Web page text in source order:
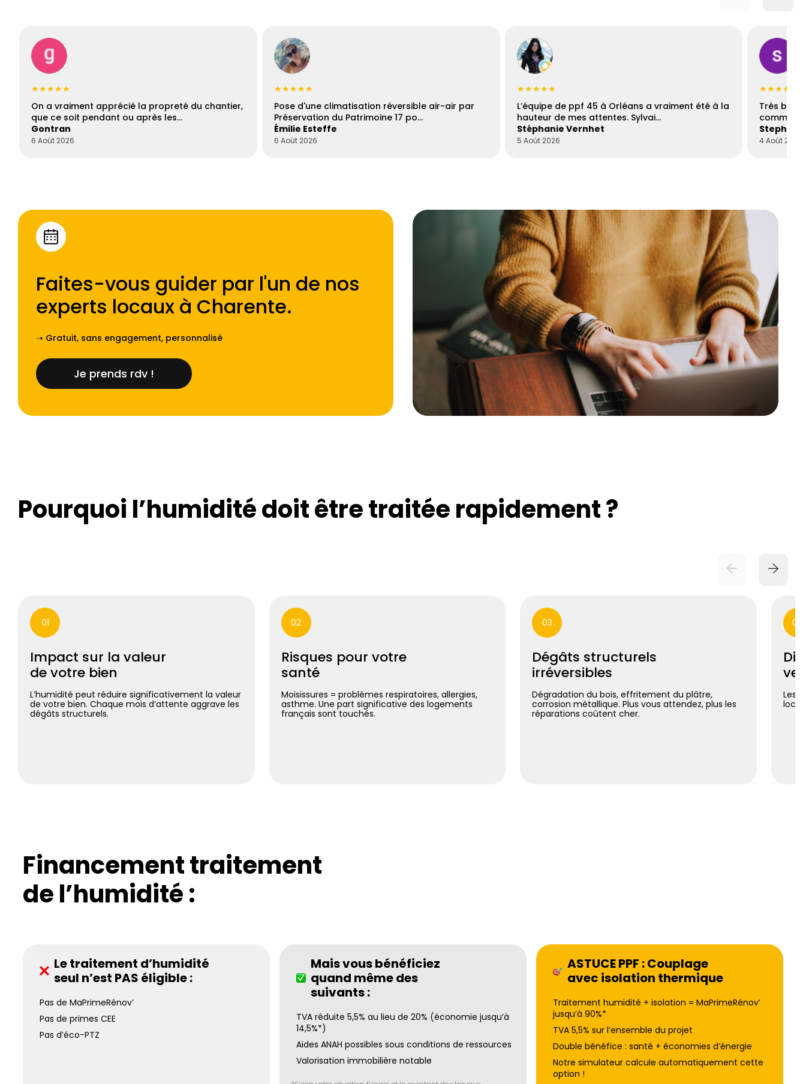
★★★★★
On a vraiment apprécié la propreté du chantier,
que ce soit pendant ou après les…
Gontran
6 Août 2026
★★★★★
Pose d'une climatisation réversible air-air par
Préservation du Patrimoine 17 po…
Émilie Esteffe
6 Août 2026
★★★★★
L’équipe de ppf 45 à Orléans a vraiment été à la
hauteur de mes attentes. Sylvai…
Stéphanie Vernhet
5 Août 2026
★★★★☆
Très
4 Août 2026
Faites-vous guider par l'un de nos
experts locaux à Charente.
➝ Gratuit, sans engagement, personnalisé
Je prends rdv !
Pourquoi l’humidité doit être traitée rapidement ?
01
Impact sur la valeur
de votre bien
L’humidité peut réduire significativement la valeur
de votre bien. Chaque mois d’attente aggrave les
dégâts structurels.
02
Risques pour votre
santé
Moisissures = problèmes respiratoires, allergies,
asthme. Une part significative des logements
français sont touchés.
03
Dégâts structurels
irréversibles
Dégradation du bois, effritement du plâtre,
corrosion métallique. Plus vous attendez, plus les
réparations coûtent cher.
04
Les
Financement traitement
de l’humidité :
Le traitement d’humidité
seul n’est PAS éligible :
Pas de MaPrimeRénov’
Pas de primes CEE
Pas d’éco-PTZ
Mais vous bénéficiez
quand même des
suivants :
TVA réduite 5,5% au lieu de 20% (économie jusqu’à
14,5%*)
Aides ANAH possibles sous conditions de ressources
Valorisation immobilière notable
ASTUCE PPF : Couplage
avec isolation thermique
Traitement humidité + isolation = MaPrimeRénov’
jusqu’à 90%*
TVA 5,5% sur l’ensemble du projet
Double bénéfice : santé + économies d’énergie
Notre simulateur calcule automatiquement cette
option !